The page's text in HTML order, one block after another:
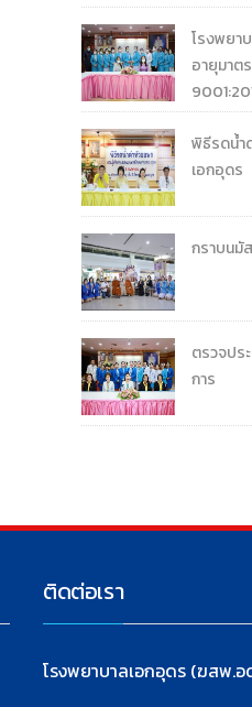
โรงพยา
อายุมาต
พิธีรดน้ำ
เอกอุดร
กราบนมั
ตรวจปร
การ
ติดต่อเรา
โรงพยาบาลเอกอุดร (ฆสพ